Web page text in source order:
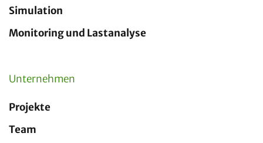
Simulation
Monitoring und Lastanalyse
Unternehmen
Projekte
Team